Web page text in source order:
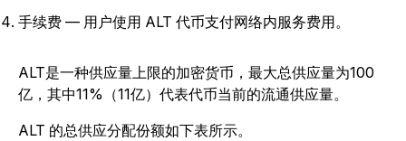
手续费 — 用户使用 ALT 代币支付网络内服务费用。
ALT是一种供应量上限的加密货币，最大总供应量为100
亿，其中11%（11亿）代表代币当前的流通供应量。
ALT 的总供应分配份额如下表所示。